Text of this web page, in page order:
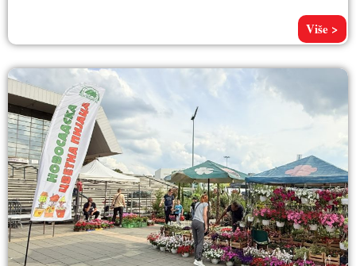
Više >